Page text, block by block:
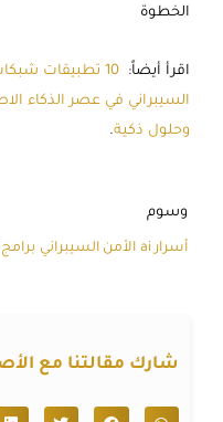
الخطوة
اقرأ أيضاً:
السيبراني في عصر الذكاء
وحلول ذكية.
وسوم
أسرار ai الأمن السيبراني برامج
شارك مقالتنا مع